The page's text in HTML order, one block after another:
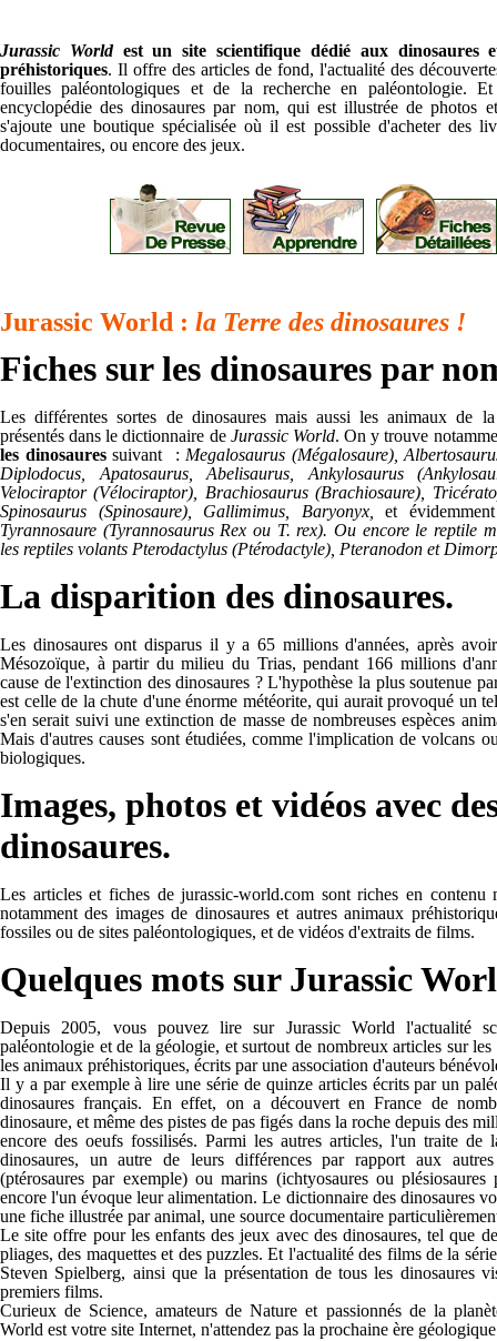
Jurassic Worldest un site scientifique dédié aux dinosaures
préhistoriques. Il offre des articles de fond, l'actualité des
fouilles paléontologiques et de la recherche en paléontologie. Et
encyclopédie des dinosaures par nom, qui est illustrée de photos
s'ajoute une boutique spécialisée où il est possible d'acheter des
documentaires, ou encore des jeux.
Jurassic World : la Terre des dinosaures !
Fiches sur les dinosaures par
Les différentes sortes de dinosaures mais aussi les animaux de
présentés dans le dictionnaire de Jurassic World. On y trouve
les dinosauressuivant : Megalosaurus (Mégalosaure),
Diplodocus, Apatosaurus, Abelisaurus, Ankylosaurus
Velociraptor (Vélociraptor), Brachiosaurus (Brachiosaure),
Spinosaurus (Spinosaure), Gallimimus, Baryonyx, et
Tyrannosaure (Tyrannosaurus Rex ou T. rex). Ou encore le reptile
les reptiles volants Pterodactylus (Ptérodactyle), Pteranodon et
La disparition des dinosaures.
Les dinosaures ont disparus il y a 65 millions d'années, après
Mésozoïque, à partir du milieu du Trias, pendant 166 millions
cause de l'extinction des dinosaures ? L'hypothèse la plus soutenue
est celle de la chute d'une énorme météorite, qui aurait provoqué un
s'en serait suivi une extinction de masse de nombreuses espèces
Mais d'autres causes sont étudiées, comme l'implication de volcans
biologiques.
Images, photos et vidéos avec
dinosaures.
Les articles et fiches de jurassic-world.com sont riches en contenu
notamment des images de dinosaures et autres animaux
fossiles ou de sites paléontologiques, et de vidéos d'extraits de films.
Quelques mots sur Jurassic
Depuis 2005, vous pouvez lire sur Jurassic World l'actualité
paléontologie et de la géologie, et surtout de nombreux articles sur les
les animaux préhistoriques, écrits par une association d'auteurs
Il y a par exemple à lire une série de quinze articles écrits par un
dinosaures français. En effet, on a découvert en France de
dinosaure, et même des pistes de pas figés dans la roche depuis des
encore des oeufs fossilisés. Parmi les autres articles, l'un traite de
dinosaures, un autre de leurs différences par rapport aux
(ptérosaures par exemple) ou marins (ichtyosaures ou
encore l'un évoque leur alimentation. Le dictionnaire des dinosaures
une fiche illustrée par animal, une source documentaire
Le site offre pour les enfants des jeux avec des dinosaures, tel que
pliages, des maquettes et des puzzles. Et l'actualité des films de la
Steven Spielberg, ainsi que la présentation de tous les dinosaures
premiers films.
Curieux de Science, amateurs de Nature et passionnés de la
World est votre site Internet, n'attendez pas la prochaine ère